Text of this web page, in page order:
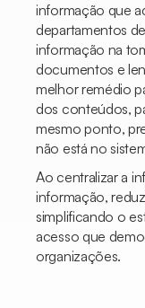
informação que
departamentos
informação na
documentos e
melhor remédio
dos conteúdos,
mesmo ponto,
não está no
Ao centralizar a
informação,
simplificando o
acesso que
organizações.